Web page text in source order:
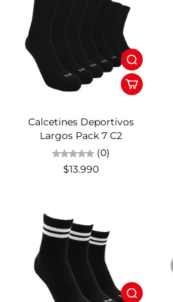
Calcetines Deportivos
Largos Pack 7 C2
(0)
$13.990